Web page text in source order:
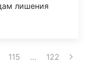
лишения
115 … 122